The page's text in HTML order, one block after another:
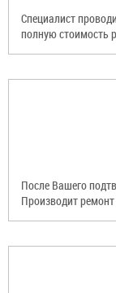
Специалист
полную стоимость
После Вашего
Производит